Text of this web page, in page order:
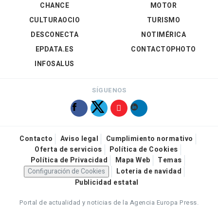
CHANCE
CULTURAOCIO
DESCONECTA
EPDATA.ES
INFOSALUS
MOTOR
TURISMO
NOTIMÉRICA
CONTACTOPHOTO
SÍGUENOS
Contacto Aviso legal
Cumplimiento normativo
Oferta de servicios
Política de Cookies
Política de Privacidad
Mapa Web
Temas
Configuración de Cookies
Loteria de navidad
Publicidad estatal
Portal de actualidad y noticias de la Agencia Europa Press.